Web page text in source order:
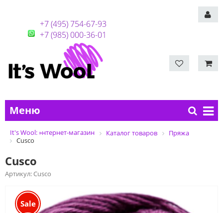
+7 (495) 754-67-93
+7 (985) 000-36-01
Меню
It's Wool: »нтернет-магазин Каталог товаров
Пряжа
Cusco
Cusco
Артикул:Cusco
Sale